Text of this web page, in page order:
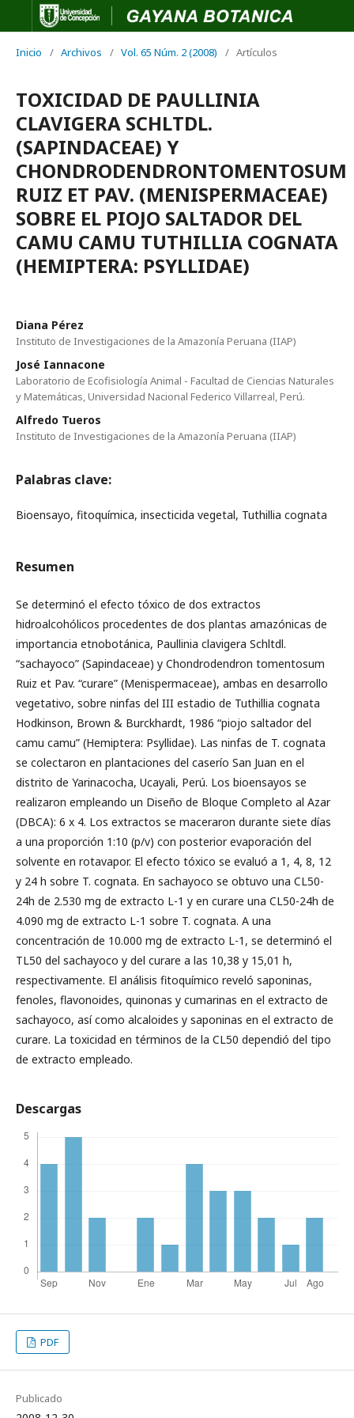
Inicio / Archivos / Vol. 65 Núm. 2 (2008) / Artículos
TOXICIDAD DE PAULLINIA
CLAVIGERA SCHLTDL.
(SAPINDACEAE) Y
CHONDRODENDRONTOMENTOSUM
RUIZ ET PAV. (MENISPERMACEAE)
SOBRE EL PIOJO SALTADOR DEL
CAMU CAMU TUTHILLIA COGNATA
(HEMIPTERA: PSYLLIDAE)
Diana Pérez
Instituto de Investigaciones de la Amazonía Peruana (IIAP)
José Iannacone
Laboratorio de Ecofisiología Animal - Facultad de Ciencias Naturales
y Matemáticas, Universidad Nacional Federico Villarreal, Perú.
Alfredo Tueros
Instituto de Investigaciones de la Amazonía Peruana (IIAP)
Palabras clave:
Bioensayo, fitoquímica, insecticida vegetal, Tuthillia cognata
Resumen
Se determinó el efecto tóxico de dos extractos
hidroalcohólicos procedentes de dos plantas amazónicas de
importancia etnobotánica, Paullinia clavigera Schltdl.
“sachayoco” (Sapindaceae) y Chondrodendron tomentosum
Ruiz et Pav. “curare” (Menispermaceae), ambas en desarrollo
vegetativo, sobre ninfas del III estadio de Tuthillia cognata
Hodkinson, Brown & Burckhardt, 1986 “piojo saltador del
camu camu” (Hemiptera: Psyllidae). Las ninfas de T. cognata
se colectaron en plantaciones del caserío San Juan en el
distrito de Yarinacocha, Ucayali, Perú. Los bioensayos se
realizaron empleando un Diseño de Bloque Completo al Azar
(DBCA): 6 x 4. Los extractos se maceraron durante siete días
a una proporción 1:10 (p/v) con posterior evaporación del
solvente en rotavapor. El efecto tóxico se evaluó a 1, 4, 8, 12
y 24 h sobre T. cognata. En sachayoco se obtuvo una CL50-
24h de 2.530 mg de extracto L-1 y en curare una CL50-24h de
4.090 mg de extracto L-1 sobre T. cognata. A una
concentración de 10.000 mg de extracto L-1, se determinó el
TL50 del sachayoco y del curare a las 10,38 y 15,01 h,
respectivamente. El análisis fitoquímico reveló saponinas,
fenoles, flavonoides, quinonas y cumarinas en el extracto de
sachayoco, así como alcaloides y saponinas en el extracto de
curare. La toxicidad en términos de la CL50 dependió del tipo
de extracto empleado.
Descargas
PDF
Publicado